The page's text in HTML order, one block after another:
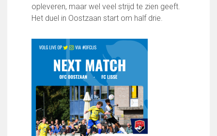
opleveren, maar wel veel strijd te zien geeft.
Het duel in Oostzaan start om half drie.